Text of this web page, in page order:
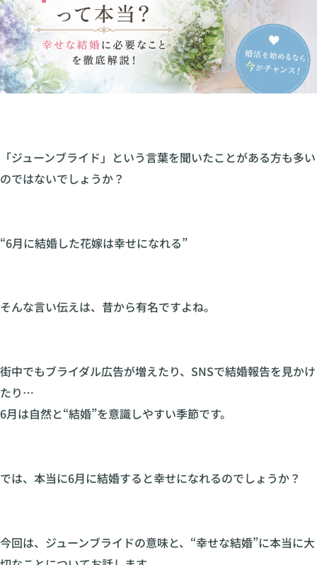
「ジューンブライド」という言葉を聞いたことがある方も多い
のではないでしょうか？
“6月に結婚した花嫁は幸せになれる”
そんな言い伝えは、昔から有名ですよね。
街中でもブライダル広告が増えたり、SNSで結婚報告を見かけ
たり…
6月は自然と“結婚”を意識しやすい季節です。
では、本当に6月に結婚すると幸せになれるのでしょうか？
今回は、ジューンブライドの意味と、“幸せな結婚”に本当に大